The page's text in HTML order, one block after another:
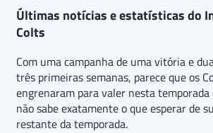
Últimas notícias e estatísticas do
Colts
Com uma campanha de uma vitória e
três primeiras semanas, parece que os
engrenaram para valer nesta
não sabe exatamente o que esperar de
restante da temporada.